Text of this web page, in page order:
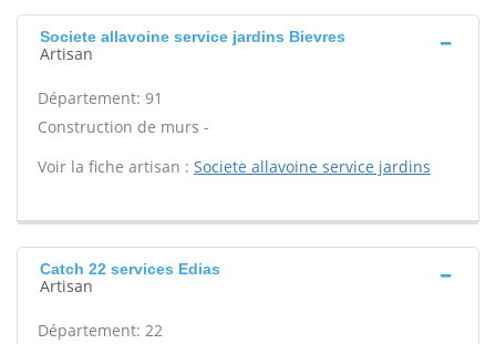
Societe allavoine service jardins Bievres
Artisan
Département: 91
Construction de murs -
Voir la fiche artisan : Societe allavoine service jardins
Catch 22 services Edias
Artisan
Département: 22